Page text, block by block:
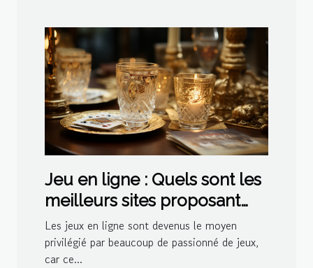
Jeu en ligne : Quels sont les
meilleurs sites proposant
des jeux de belote ?
Les jeux en ligne sont devenus le moyen
privilégié par beaucoup de passionné de jeux,
car ce...